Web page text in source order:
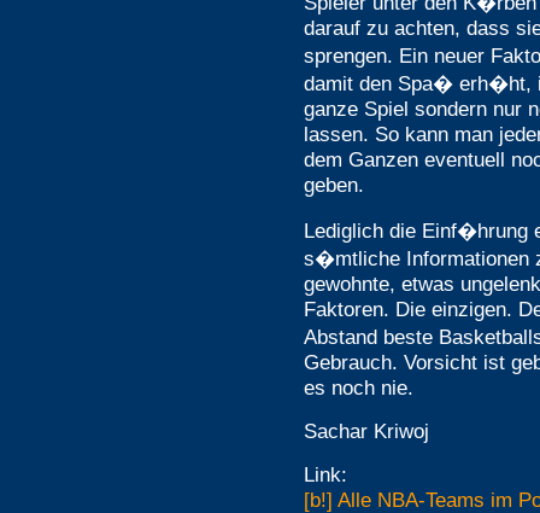
darauf zu achten, dass
sprengen. Ein neuer
damit den Spa� erh�ht,
ganze Spiel sondern nur
lassen. So kann man
dem Ganzen eventuell
geben.
Lediglich die Einf�hrung
s�mtliche Informationen
gewohnte, etwas
Faktoren. Die einzigen.
Abstand beste
Gebrauch. Vorsicht ist
es noch nie.
Sachar Kriwoj
Link:
[b!] Alle NBA-Teams im